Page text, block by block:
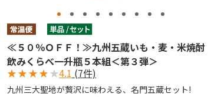
≪５０％ＯＦＦ！≫九州五蔵いも・麦・米焼酎
飲みくらべ一升瓶５本組＜第３弾＞
★★★★★4.1 (7件)
九州三大聖地が贅沢に味わえる、名門五蔵セット!